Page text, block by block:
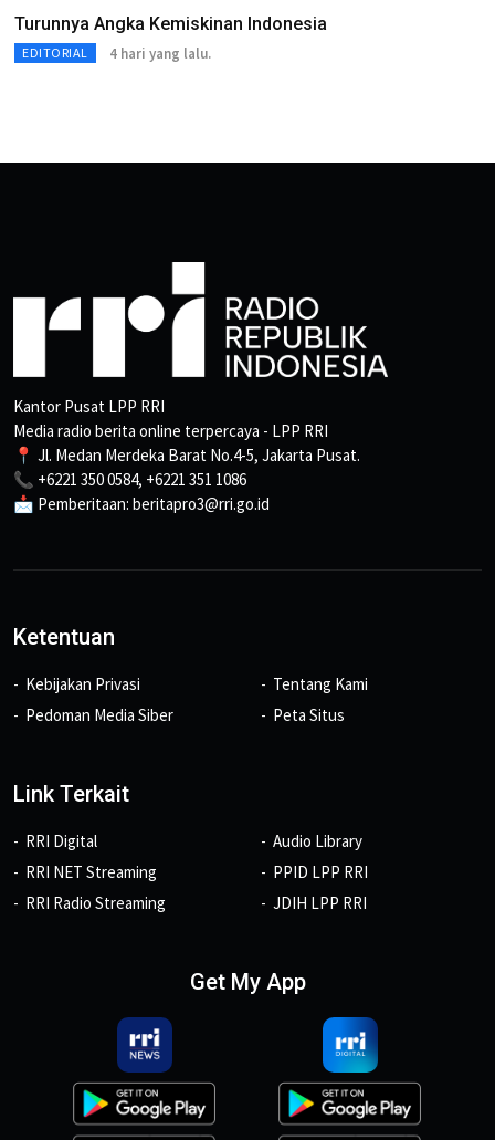
Turunnya Angka Kemiskinan Indonesia
EDITORIAL 4 hari yang lalu.
Kantor Pusat LPP RRI
Media radio berita online terpercaya - LPP RRI
📍 Jl. Medan Merdeka Barat No.4-5, Jakarta Pusat.
📞 +6221 350 0584, +6221 351 1086
📩 Pemberitaan: beritapro3@rri.go.id
Ketentuan
Kebijakan Privasi
Pedoman Media Siber
Tentang Kami
Peta Situs
Link Terkait
RRI Digital
RRI NET Streaming
RRI Radio Streaming
Audio Library
PPID LPP RRI
JDIH LPP RRI
Get My App